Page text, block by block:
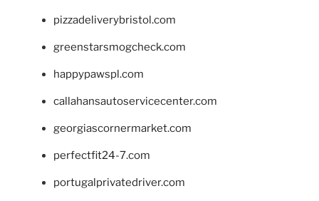
pizzadeliverybristol.com
greenstarsmogcheck.com
happypawspl.com
callahansautoservicecenter.com
georgiascornermarket.com
perfectfit24-7.com
portugalprivatedriver.com